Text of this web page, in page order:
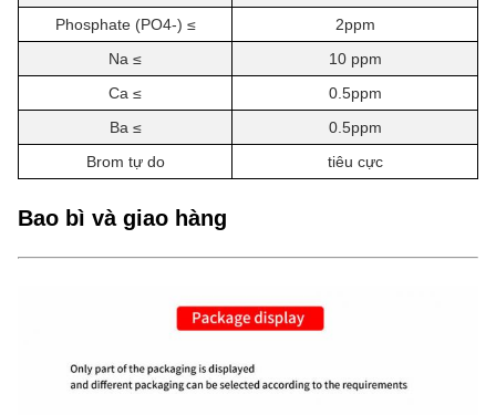
Phosphate (PO4-) ≤
2ppm
Na ≤
10 ppm
Ca ≤
0.5ppm
Ba ≤
0.5ppm
Brom tự do
tiêu cực
Bao bì và giao hàng